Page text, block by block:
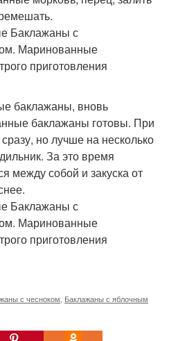
баклажаны, вновь
баклажаны готовы. При
но лучше на несколько
За это время
между собой и закуска от
с чесноком Баклажаны с яблочным